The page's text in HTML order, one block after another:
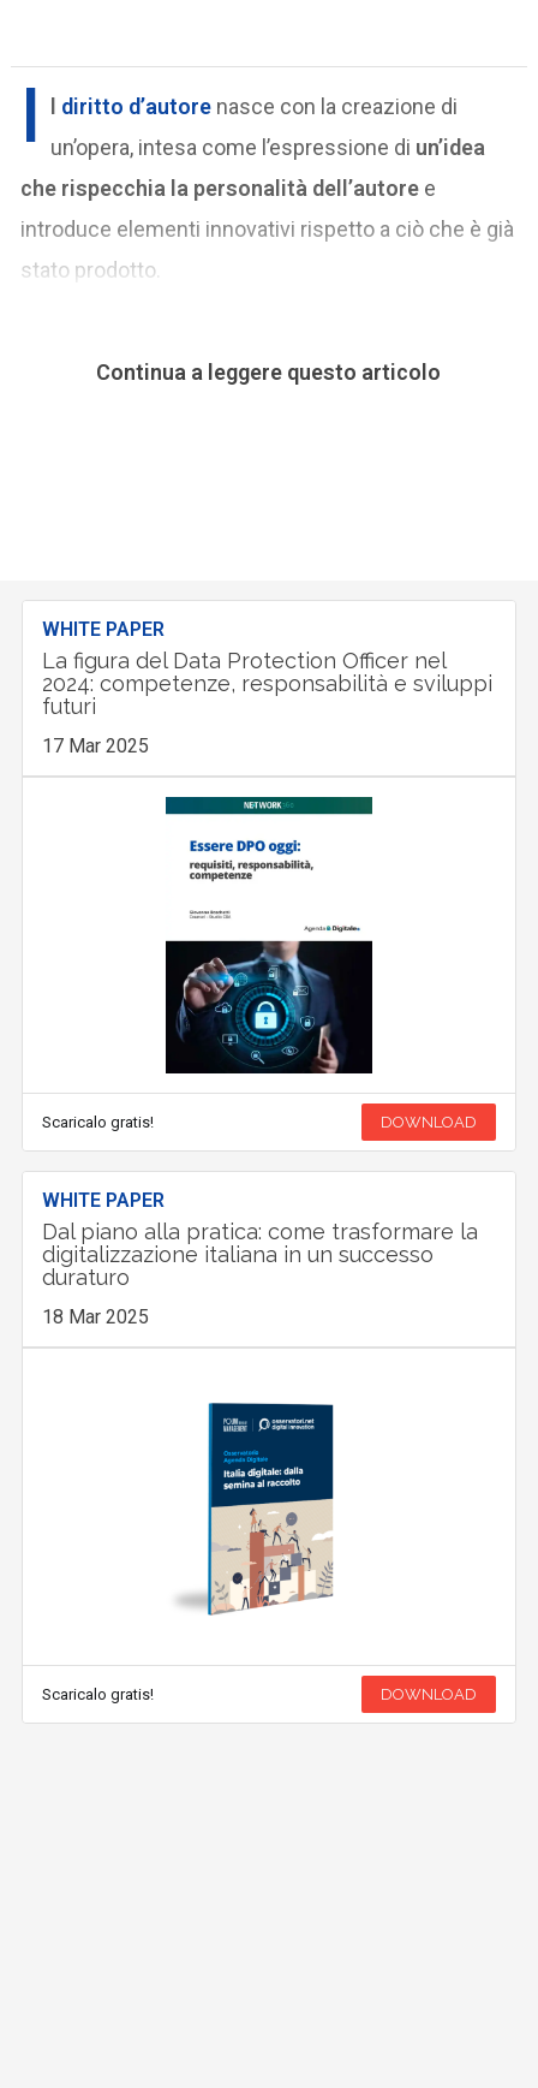
I l diritto d’autore nasce con la creazione di
un’opera, intesa come l’espressione di un’idea
che rispecchia la personalità dell’autore e
introduce elementi innovativi rispetto a ciò che è già
stato prodotto.
Continua a leggere questo articolo
WHITE PAPER
La figura del Data Protection Officer nel
2024: competenze, responsabilità e sviluppi
futuri
17 Mar 2025
Scaricalo gratis! DOWNLOAD
WHITE PAPER
Dal piano alla pratica: come trasformare la
digitalizzazione italiana in un successo
duraturo
18 Mar 2025
Scaricalo gratis! DOWNLOAD